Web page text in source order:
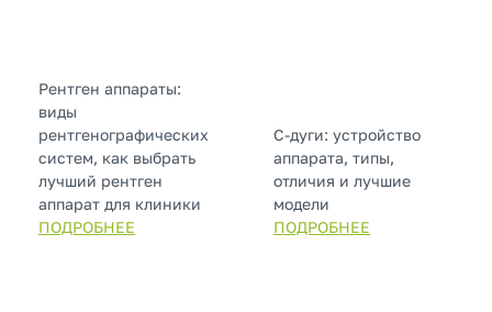
Рентген аппараты:
виды
рентгенографических
систем, как выбрать
лучший рентген
аппарат для клиники
ПОДРОБНЕЕ
С-дуги: устройство
аппарата, типы,
отличия и лучшие
модели
ПОДРОБНЕЕ